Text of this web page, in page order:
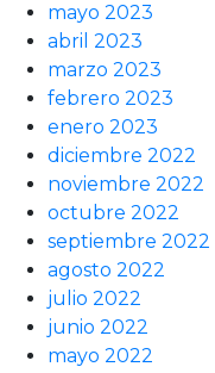
mayo 2023
abril 2023
marzo 2023
febrero 2023
enero 2023
diciembre 2022
noviembre 2022
octubre 2022
septiembre 2022
agosto 2022
julio 2022
junio 2022
mayo 2022